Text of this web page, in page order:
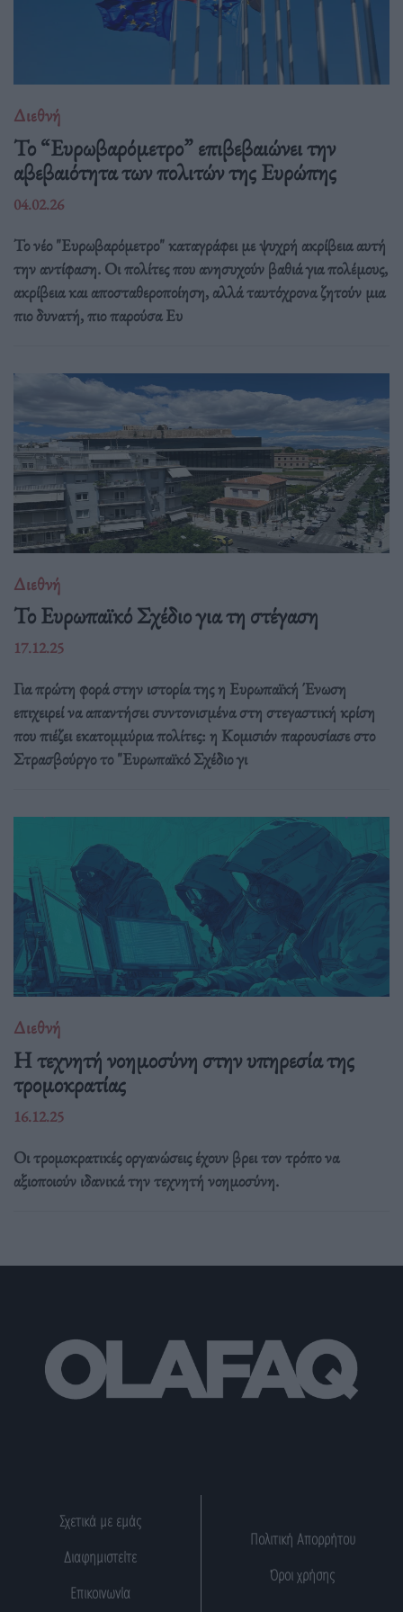
Διεθνή
Το “Ευρωβαρόμετρο” επιβεβαιώνει την
αβεβαιότητα των πολιτών της Ευρώπης
04.02.26
Το νέο "Ευρωβαρόμετρο" καταγράφει με ψυχρή ακρίβεια αυτή
την αντίφαση. Oι πολίτες που ανησυχούν βαθιά για πολέμους,
ακρίβεια και αποσταθεροποίηση, αλλά ταυτόχρονα ζητούν μια
πιο δυνατή, πιο παρούσα Ευ
Διεθνή
Το Ευρωπαϊκό Σχέδιο για τη στέγαση
17.12.25
Για πρώτη φορά στην ιστορία της η Ευρωπαϊκή Ένωση
επιχειρεί να απαντήσει συντονισμένα στη στεγαστική κρίση
που πιέζει εκατομμύρια πολίτες: η Κομισιόν παρουσίασε στο
Στρασβούργο το "Ευρωπαϊκό Σχέδιο γι
Διεθνή
Η τεχνητή νοημοσύνη στην υπηρεσία της
τρομοκρατίας
16.12.25
Οι τρομοκρατικές οργανώσεις έχουν βρει τον τρόπο να
αξιοποιούν ιδανικά την τεχνητή νοημοσύνη.
Σχετικά με εμάς
Διαφημιστείτε
Επικοινωνία
Πολιτική Απορρήτου
Όροι χρήσης